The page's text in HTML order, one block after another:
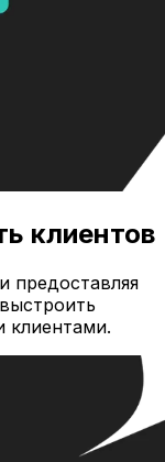
клиентов
предоставляя
клиентами.